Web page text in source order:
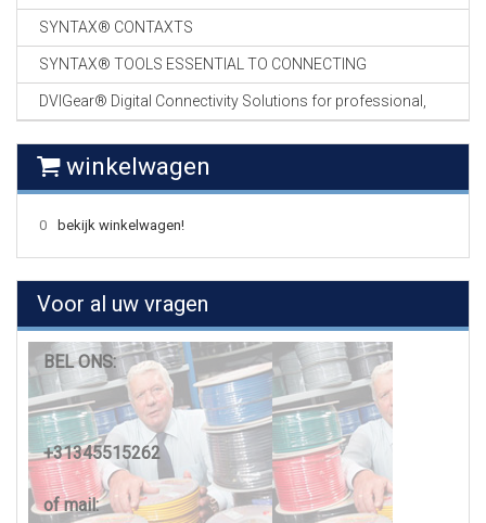
SYNTAX® CONTAXTS
SYNTAX® TOOLS ESSENTIAL TO CONNECTING
DVIGear® Digital Connectivity Solutions for professional,
winkelwagen
0 bekijk winkelwagen!
Voor al uw vragen
BEL ONS:
+31345515262
of mail: